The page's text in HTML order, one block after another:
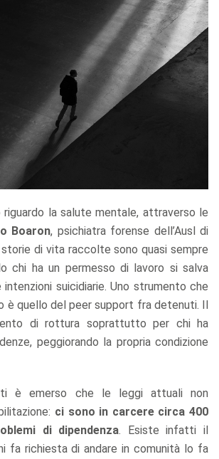
riguardo la salute mentale, attraverso le
Boaron, psichiatra forense dell’Ausl di
di vita raccolte sono quasi sempre
chi ha un permesso di lavoro si salva
suicidiarie. Uno strumento che
è quello del peer support fra detenuti. Il
di rottura soprattutto per chi ha
peggiorando la propria condizione
è emerso che le leggi attuali non
ci sono in carcere circa 400
di dipendenza. Esiste infatti il
fa richiesta di andare in comunità lo fa